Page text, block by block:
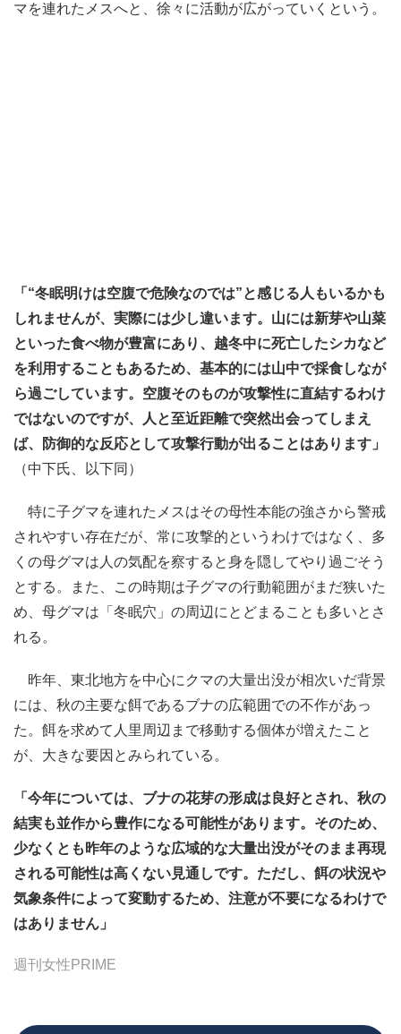
マを連れたメスへと、徐々に活動が広がっていくという。
「“冬眠明けは空腹で危険なのでは”と感じる人もいるかも
しれませんが、実際には少し違います。山には新芽や山菜
といった食べ物が豊富にあり、越冬中に死亡したシカなど
を利用することもあるため、基本的には山中で採食しなが
ら過ごしています。空腹そのものが攻撃性に直結するわけ
ではないのですが、人と至近距離で突然出会ってしまえ
ば、防御的な反応として攻撃行動が出ることはあります」
（中下氏、以下同）
特に子グマを連れたメスはその母性本能の強さから警戒
されやすい存在だが、常に攻撃的というわけではなく、多
くの母グマは人の気配を察すると身を隠してやり過ごそう
とする。また、この時期は子グマの行動範囲がまだ狭いた
め、母グマは「冬眠穴」の周辺にとどまることも多いとさ
れる。
昨年、東北地方を中心にクマの大量出没が相次いだ背景
には、秋の主要な餌であるブナの広範囲での不作があっ
た。餌を求めて人里周辺まで移動する個体が増えたこと
が、大きな要因とみられている。
「今年については、ブナの花芽の形成は良好とされ、秋の
結実も並作から豊作になる可能性があります。そのため、
少なくとも昨年のような広域的な大量出没がそのまま再現
される可能性は高くない見通しです。ただし、餌の状況や
気象条件によって変動するため、注意が不要になるわけで
はありません」
週刊女性PRIME